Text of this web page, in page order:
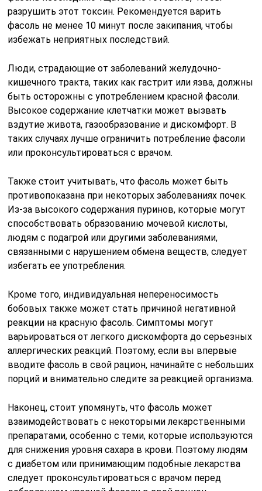
разрушить этот токсин. Рекомендуется варить
фасоль не менее 10 минут после закипания, чтобы
избежать неприятных последствий.
Люди, страдающие от заболеваний желудочно-
кишечного тракта, таких как гастрит или язва, должны
быть осторожны с употреблением красной фасоли.
Высокое содержание клетчатки может вызвать
вздутие живота, газообразование и дискомфорт. В
таких случаях лучше ограничить потребление фасоли
или проконсультироваться с врачом.
Также стоит учитывать, что фасоль может быть
противопоказана при некоторых заболеваниях почек.
Из-за высокого содержания пуринов, которые могут
способствовать образованию мочевой кислоты,
людям с подагрой или другими заболеваниями,
связанными с нарушением обмена веществ, следует
избегать ее употребления.
Кроме того, индивидуальная непереносимость
бобовых также может стать причиной негативной
реакции на красную фасоль. Симптомы могут
варьироваться от легкого дискомфорта до серьезных
аллергических реакций. Поэтому, если вы впервые
вводите фасоль в свой рацион, начинайте с небольших
порций и внимательно следите за реакцией организма.
Наконец, стоит упомянуть, что фасоль может
взаимодействовать с некоторыми лекарственными
препаратами, особенно с теми, которые используются
для снижения уровня сахара в крови. Поэтому людям
с диабетом или принимающим подобные лекарства
следует проконсультироваться с врачом перед